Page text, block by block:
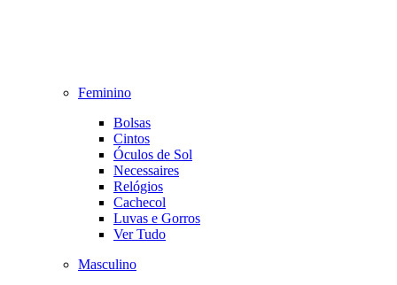
Feminino
Bolsas
Cintos
Óculos de Sol
Necessaires
Relógios
Cachecol
Luvas e Gorros
Ver Tudo
Masculino